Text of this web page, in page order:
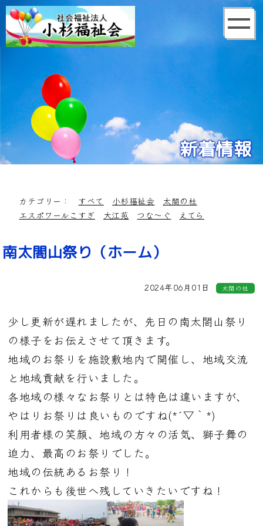
新着情報
カテゴリー： すべて 小杉福祉会
太閤の杜
エスポワールこすぎ
大江苑 つな～ぐ えてら
南太閤山祭り（ホーム）
2024年06月01日 太閤の杜
少し更新が遅れましたが、先日の南太閤山祭り
の様子をお伝えさせて頂きます。
地域のお祭りを施設敷地内で開催し、地域交流
と 地域貢献を行いました。
各地域の様々なお祭りとは特色は違いますが、
やはりお祭りは良いもの ですね(*´▽｀*)
利用者様の笑顔、地域の方々の活気、獅子舞の
迫力、最高のお祭りでした。
地域の伝統あるお祭り！
これからも後世へ残していきたいですね！